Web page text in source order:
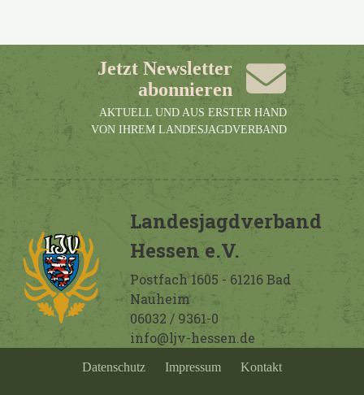
Jetzt Newsletter
abonnieren
AKTUELL UND AUS ERSTER HAND
VON IHREM LANDESJAGDVERBAND
Landesjagdverband
Hessen e.V.
Postfach 1605 - 61216 Bad
Nauheim
06032 / 9361-0
info@ljv-hessen.de
Datenschutz Impressum Kontakt